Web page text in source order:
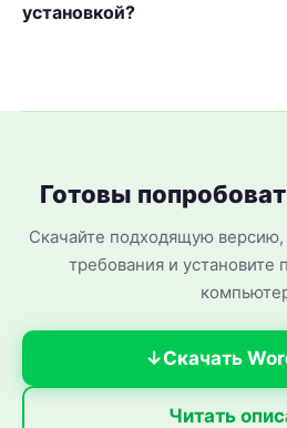
установкой?
Готовы
Скачайте подходящую
требования и установите
Скачать
Читать